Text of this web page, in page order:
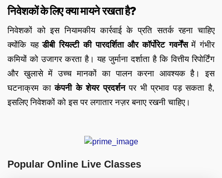
निवेशकों के लिए क्या मायने रखता है?
निवेशकों को इस नियामकीय कार्रवाई के प्रति सतर्क रहना चाहिए
क्योंकि यहडीबी रियल्टी की पारदर्शिता और कॉर्पोरेट गवर्नेंसमें गंभीर
कमियों को उजागर करता है। यह जुर्माना दर्शाता है कि वित्तीय रिपोर्टिंग
और खुलासे में उच्च मानकों का पालन करना आवश्यक है। इस
घटनाक्रम काकंपनी के शेयर प्रदर्शनपर भी प्रभाव पड़ सकता है,
इसलिए निवेशकों को इस पर लगातार नज़र बनाए रखनी चाहिए।
Popular Online Live Classes